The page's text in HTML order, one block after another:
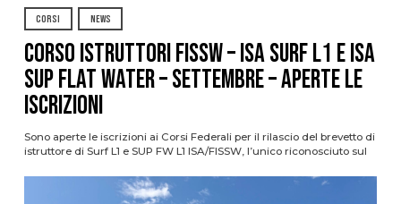
CORSI NEWS
CORSO ISTRUTTORI FISSW – ISA SURF L1 e ISA
SUP Flat Water – SETTEMBRE – APERTE LE
ISCRIZIONI
Sono aperte le iscrizioni ai Corsi Federali per il rilascio del brevetto di
istruttore di Surf L1 e SUP FW L1 ISA/FISSW, l’unico riconosciuto sul